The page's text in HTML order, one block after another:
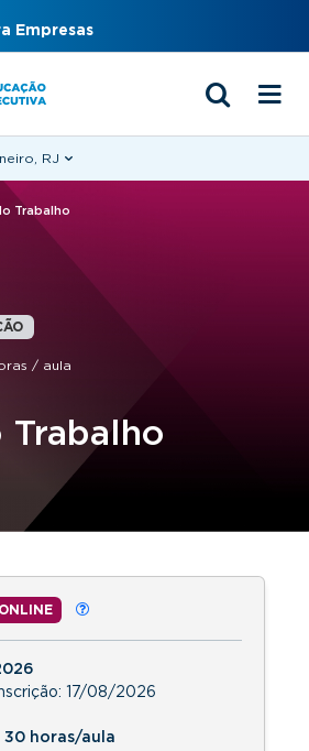
Empresas
RJ
Trabalho
/ aula
Trabalho
ONLINE
17/08/2026
30 horas/aula